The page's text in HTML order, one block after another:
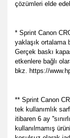
çözümleri elde
* Sprint Canon
yaklaşık ortalama
Gerçek baskı
etkenlere bağlı
bkz. https://
** Sprint Canon
tek kullanımlık
itibaren 6 ay
kullanılmamış